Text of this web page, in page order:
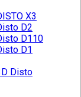
X3
D2
D110
D1
Disto